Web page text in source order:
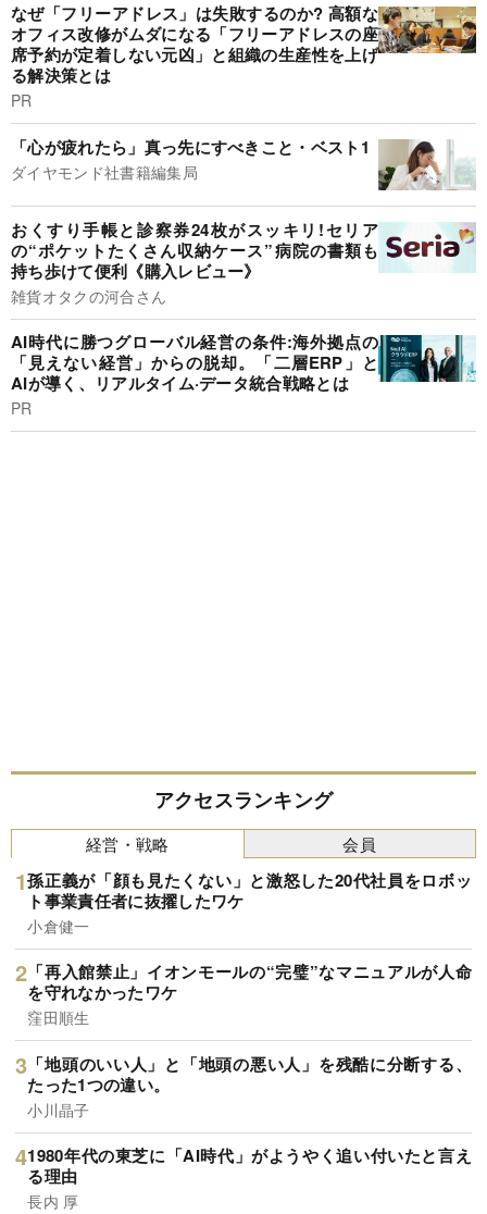
なぜ「フリーアドレス」は失敗するのか? 高額な
オフィス改修がムダになる「フリーアドレスの座
席予約が定着しない元凶」と組織の生産性を上げ
る解決策とは
PR
「心が疲れたら」真っ先にすべきこと・ベスト1
ダイヤモンド社書籍編集局
おくすり手帳と診察券24枚がスッキリ!セリア
の“ポケットたくさん収納ケース”病院の書類も
持ち歩けて便利《購入レビュー》
雑貨オタクの河合さん
AI時代に勝つグローバル経営の条件:海外拠点の
「見えない経営」からの脱却。「二層ERP」と
AIが導く、リアルタイム·データ統合戦略とは
PR
アクセスランキング
経営・戦略
孫正義が「顔も見たくない」と激怒した20代社員をロボッ
ト事業責任者に抜擢したワケ
小倉健一
「再入館禁止」イオンモールの“完璧”なマニュアルが人命
を守れなかったワケ
窪田順生
「地頭のいい人」と「地頭の悪い人」を残酷に分断する、
たった1つの違い。
小川晶子
1980年代の東芝に「AI時代」がようやく追い付いたと言え
る理由
長内 厚
会員